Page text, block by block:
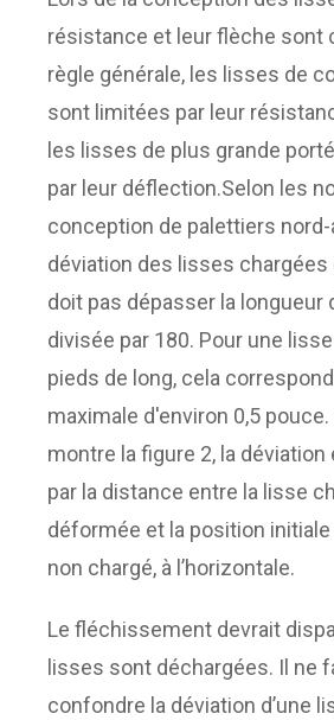
résistance et leur flèche sont
règle générale, les lisses de
sont limitées par leur
les lisses de plus grande
par leur déflection.Selon les
conception de palettiers
déviation des lisses chargées
doit pas dépasser la longueur
divisée par 180. Pour une
pieds de long, cela
maximale d'environ 0,5
montre la figure 2, la
par la distance entre la lisse
déformée et la position
non chargé, à l’horizontale.
Le fléchissement devrait
lisses sont déchargées. Il ne
confondre la déviation d’une